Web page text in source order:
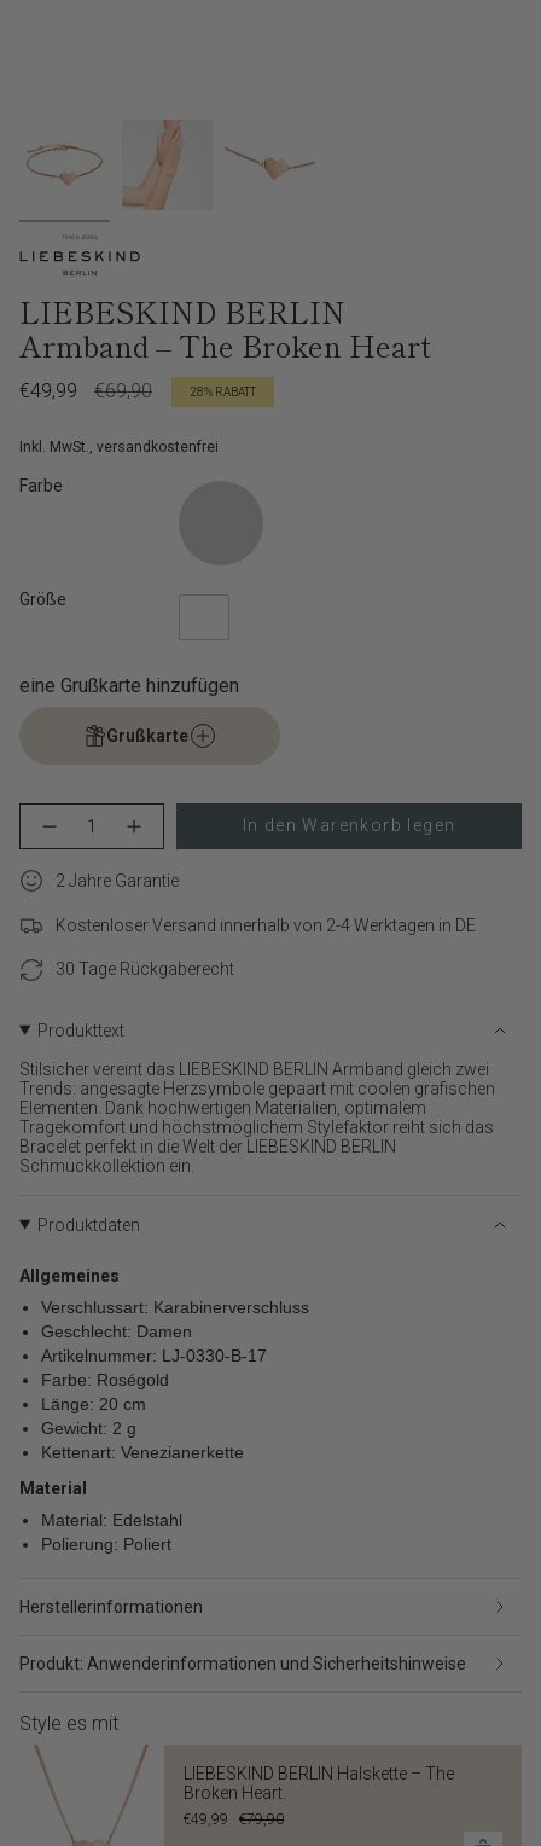
LIEBESKIND BERLIN
Armband – The Broken Heart
Verkaufspreis
€49,99
Regulärer
€69,90 28% RABATT
Inkl. MwSt., versandkostenfrei
Farbe
Größe
eine Grußkarte hinzufügen
Grußkarte
cart\">
quantity
</span>
Warenkorb",
"decrease"=>"Menge
für
{{
product
}}
verringern",
{{
}}",
von
{{
quantity
}}",
"maximum_of"=>"Maximum
von
{{
quantity
}}"}
Menge
für
BERLIN
The
Heart
verringern
Schaltfläche
-
BERLIN
Armband
The
Broken
In den Warenkorb legen
2 Jahre Garantie
Kostenloser Versand innerhalb von 2-4 Werktagen in DE
30 Tage Rückgaberecht
Produkttext
Stilsicher vereint das LIEBESKIND BERLIN Armband gleich zwei
Trends: angesagte Herzsymbole gepaart mit coolen grafischen
Elementen. Dank hochwertigen Materialien, optimalem
Tragekomfort und höchstmöglichem Stylefaktor reiht sich das
Bracelet perfekt in die Welt der LIEBESKIND BERLIN
Schmuckkollektion ein.
Produktdaten
Allgemeines
Verschlussart: Karabinerverschluss
Geschlecht: Damen
Artikelnummer: LJ-0330-B-17
Farbe: Roségold
Länge: 20 cm
Gewicht: 2 g
Kettenart: Venezianerkette
Material
Material: Edelstahl
Polierung: Poliert
Herstellerinformationen
Produkt: Anwenderinformationen und Sicherheitshinweise
Style es mit
LIEBESKIND BERLIN Halskette – The
Broken Heart.
€49,99 €79,90